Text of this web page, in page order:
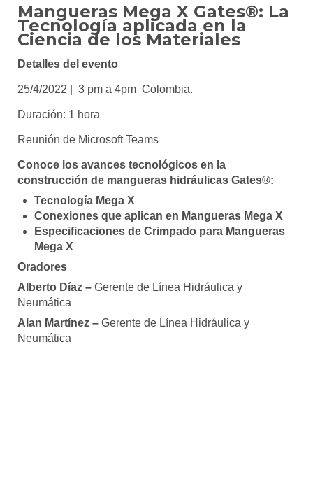
Mangueras Mega X Gates®: La
Tecnología aplicada en la
Ciencia de los Materiales
Detalles del evento
25/4/2022 | 3 pm a 4pm Colombia.
Duración: 1 hora
Reunión de Microsoft Teams
Conoce los avances tecnológicos en la
construcción de mangueras hidráulicas Gates®:
Tecnología Mega X
Conexiones que aplican en Mangueras Mega X
Especificaciones de Crimpado para Mangueras
Mega X
Oradores
Alberto Díaz – Gerente de Línea Hidráulica y
Neumática
Alan Martínez – Gerente de Línea Hidráulica y
Neumática